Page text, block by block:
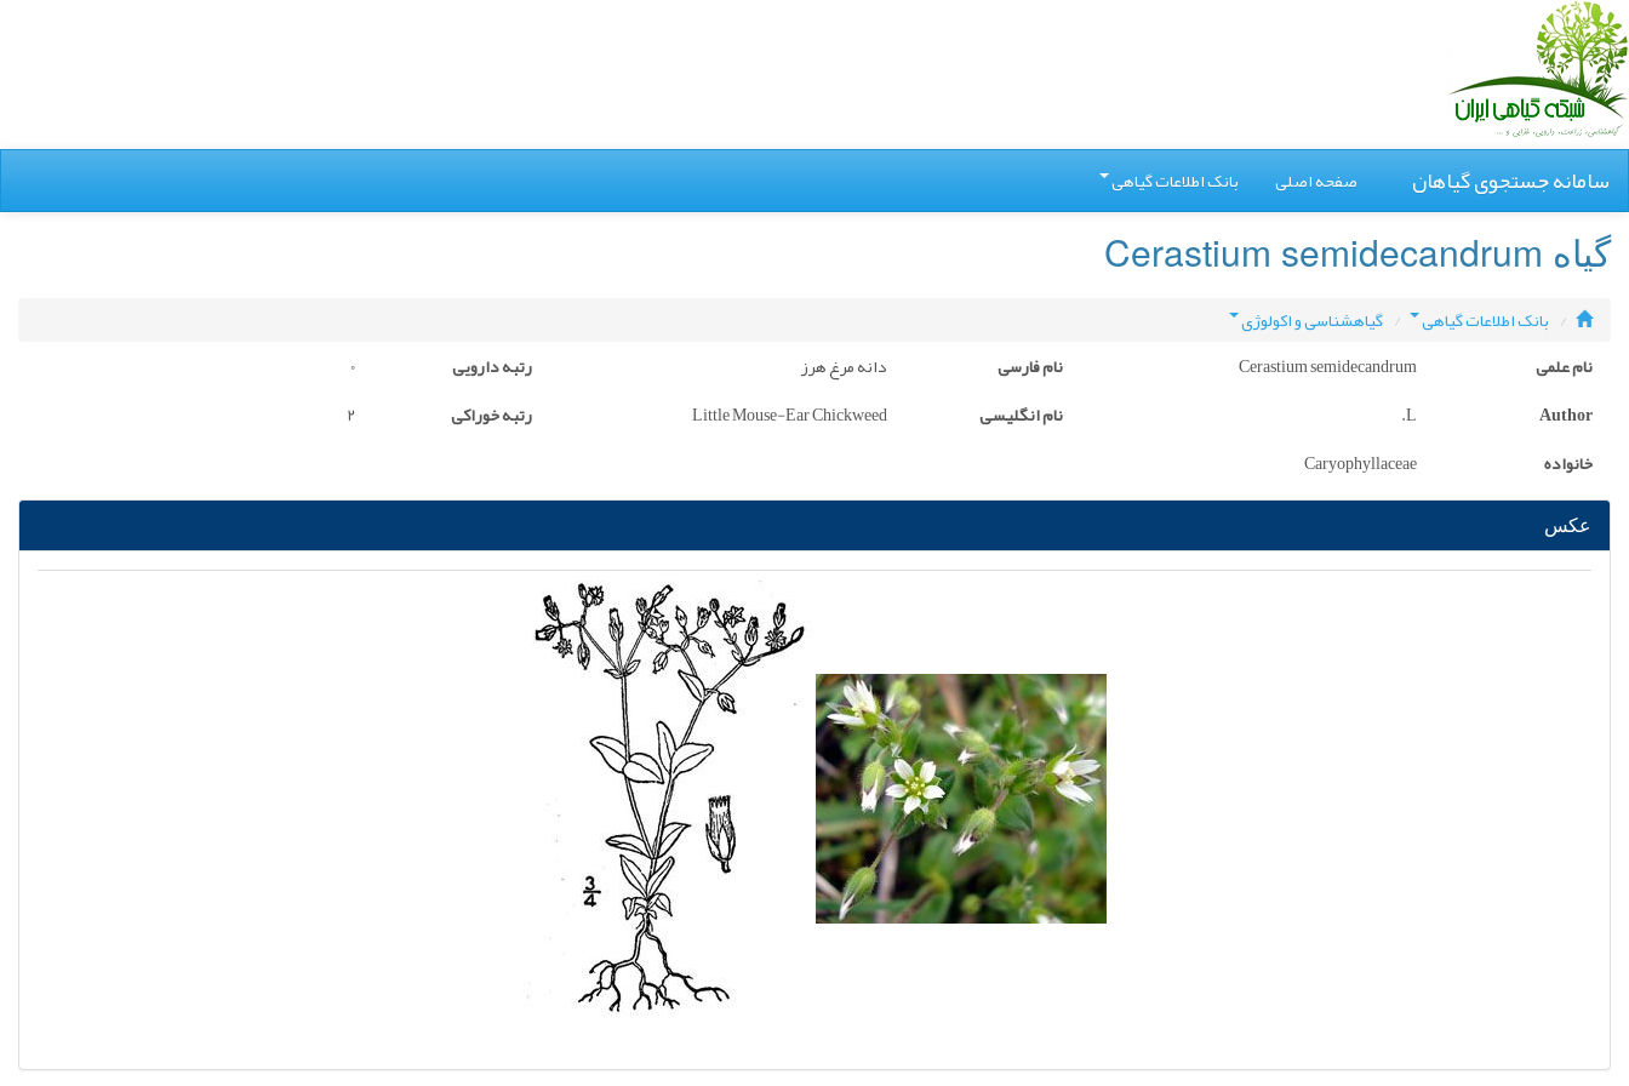
سامانه جستجوی گیاهان صفحه اصلی بانک اطلاعات گیاهی
گیاه Cerastium semidecandrum
بانک اطلاعات گیاهی
گیاهشناسی و اکولوژی
نام علمی
Cerastium semidecandrum نام فارسی دانه مرغ هرز رتبه دارویی
0
Author
L. نام انگلیسی Little Mouse-Ear Chickweed رتبه خوراکی
2
خانواده
Caryophyllaceae
عکس